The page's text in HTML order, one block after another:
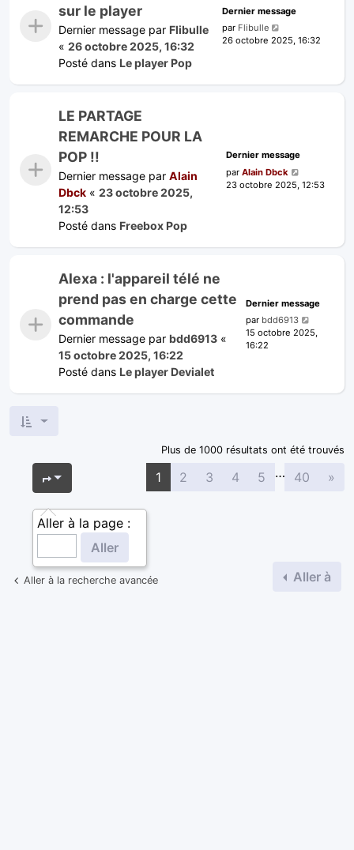
sur le player
Dernier message par Flibulle
« 26 octobre 2025, 16:32
Posté dans Le player Pop
Dernier message
par Flibulle
26 octobre 2025, 16:32
LE PARTAGE
REMARCHE POUR LA
POP !!
Dernier message par Alain
Dbck « 23 octobre 2025,
12:53
Posté dans Freebox Pop
Dernier message
par Alain Dbck
23 octobre 2025, 12:53
Alexa : l'appareil télé ne
prend pas en charge cette
commande
Dernier message par bdd6913 «
15 octobre 2025, 16:22
Posté dans Le player Devialet
Dernier message
par bdd6913
15 octobre 2025,
16:22
Plus de 1000 résultats ont été trouvés
Page
Aller à la page :
1 2 3 4 5 … 40 »
Aller à la recherche avancée Aller à